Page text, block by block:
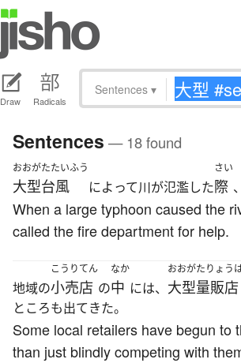
Draw Radicals
Sentences ▾
Sentences — 18 found
おおがたたいふう
大型台風 によって川が氾濫した
さい
際 、
When a large typhoon caused the
called the fire department for help.
地域の
こうりてん
小売店 の
なか
中 には、
おおがたりょう
大型量販店
ところも出てきた。
Some local retailers have begun to
than just blindly competing with